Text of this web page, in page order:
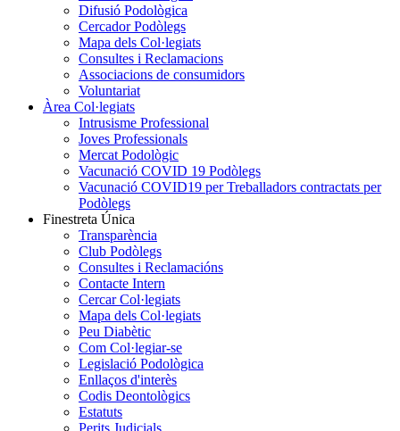
Difusió Podològica
Cercador Podòlegs
Mapa dels Col·legiats
Consultes i Reclamacions
Associacions de consumidors
Voluntariat
Àrea Col·legiats
Intrusisme Professional
Joves Professionals
Mercat Podològic
Vacunació COVID 19 Podòlegs
Vacunació COVID19 per Treballadors contractats per
Podòlegs
Finestreta Única
Transparència
Club Podòlegs
Consultes i Reclamacións
Contacte Intern
Cercar Col·legiats
Mapa dels Col·legiats
Peu Diabètic
Com Col·legiar-se
Legislació Podològica
Enllaços d'interès
Codis Deontològics
Estatuts
Perits Judicials